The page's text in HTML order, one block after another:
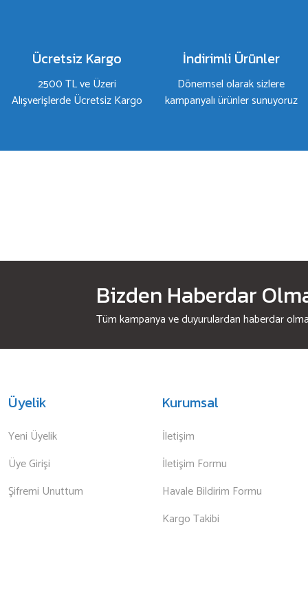
Bu ürüne benzer farklı alternatifler olmalı.
Ücretsiz Kargo
2500 TL ve Üzeri
Alışverişlerde Ücretsiz Kargo
İndirimli Ürünler
Dönemsel olarak sizlere
kampanyalı ürünler sunuyoruz
Bizden Haberdar
Tüm kampanya ve duyurulardan haberdar
Üyelik
Yeni Üyelik
Üye Girişi
Şifremi Unuttum
Kurumsal
İletişim
İletişim Formu
Havale Bildirim Formu
Kargo Takibi